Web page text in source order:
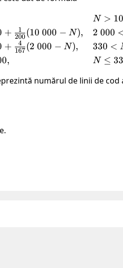
\frac{1}{K
+ 200
1 (10 000 − N),
+ 167
4 (2 000 − N),
,
N > 10
2 000
330 <
N ≤
numărul de linii de